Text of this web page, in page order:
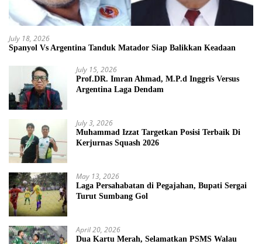
July 18, 2026
Spanyol Vs Argentina Tanduk Matador Siap Balikkan Keadaan
July 15, 2026
Prof.DR. Imran Ahmad, M.P.d Inggris Versus
Argentina Laga Dendam
July 3, 2026
Muhammad Izzat Targetkan Posisi Terbaik Di
Kerjurnas Squash 2026
May 13, 2026
Laga Persahabatan di Pegajahan, Bupati Sergai
Turut Sumbang Gol
April 20, 2026
Dua Kartu Merah, Selamatkan PSMS Walau